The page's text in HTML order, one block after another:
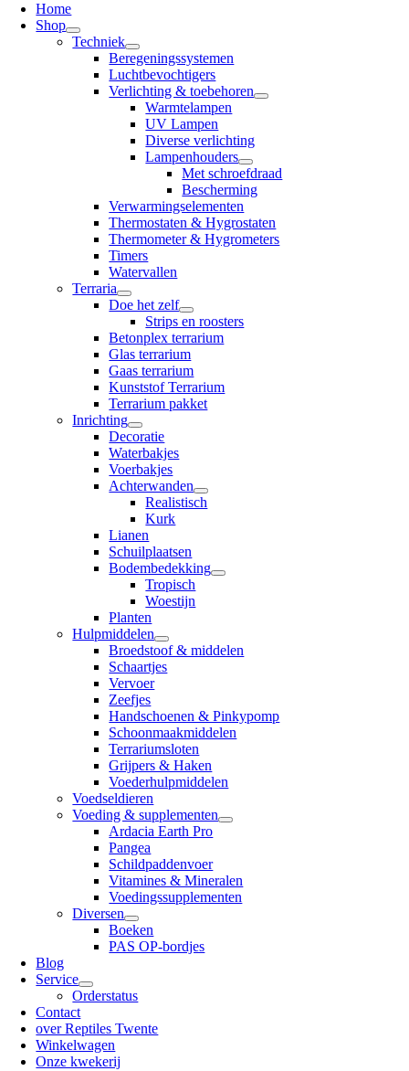
Home
Shop
Techniek
Beregeningssystemen
Luchtbevochtigers
Verlichting & toebehoren
Warmtelampen
UV Lampen
Diverse verlichting
Lampenhouders
Met schroefdraad
Bescherming
Verwarmingselementen
Thermostaten & Hygrostaten
Thermometer & Hygrometers
Timers
Watervallen
Terraria
Doe het zelf
Strips en roosters
Betonplex terrarium
Glas terrarium
Gaas terrarium
Kunststof Terrarium
Terrarium pakket
Inrichting
Decoratie
Waterbakjes
Voerbakjes
Achterwanden
Realistisch
Kurk
Lianen
Schuilplaatsen
Bodembedekking
Tropisch
Woestijn
Planten
Hulpmiddelen
Broedstoof & middelen
Schaartjes
Vervoer
Zeefjes
Handschoenen & Pinkypomp
Schoonmaakmiddelen
Terrariumsloten
Grijpers & Haken
Voederhulpmiddelen
Voedseldieren
Voeding & supplementen
Ardacia Earth Pro
Pangea
Schildpaddenvoer
Vitamines & Mineralen
Voedingssupplementen
Diversen
Boeken
PAS OP-bordjes
Blog
Service
Orderstatus
Contact
over Reptiles Twente
Winkelwagen
Onze kwekerij